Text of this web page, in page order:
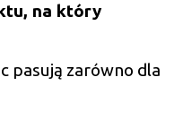
na który
pasują zarówno dla